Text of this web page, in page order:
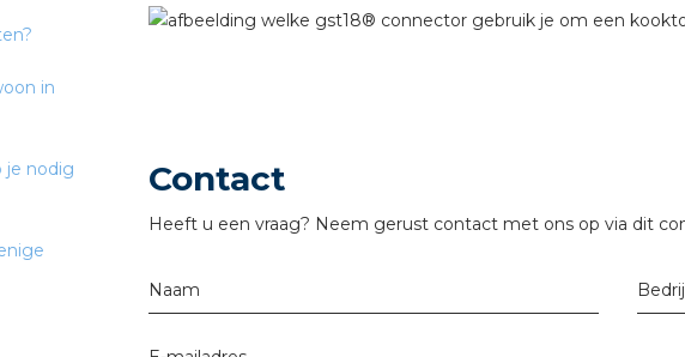
Contact
Heeft u een vraag? Neem gerust contact met ons op via dit
Naam
in
je nodig